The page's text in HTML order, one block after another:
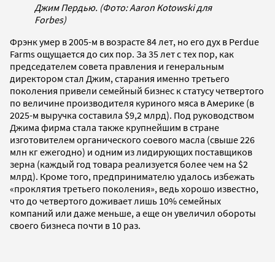
Джим Пердью. (Фото: Aaron Kotowski для
Forbes)
Фрэнк умер в 2005-м в возрасте 84 лет, но его дух в Perdue
Farms ощущается до сих пор. За 35 лет с тех пор, как
председателем совета правления и генеральным
директором стал Джим, старания именно третьего
поколения привели семейный бизнес к статусу четвертого
по величине производителя куриного мяса в Америке (в
2025-м выручка составила $9,2 млрд). Под руководством
Джима фирма стала также крупнейшим в стране
изготовителем органического соевого масла (свыше 226
млн кг ежегодно) и одним из лидирующих поставщиков
зерна (каждый год товара реализуется более чем на $2
млрд). Кроме того, предпринимателю удалось избежать
«проклятия третьего поколения», ведь хорошо известно,
что до четвертого доживает лишь 10% семейных
компаний или даже меньше, а еще он увеличил обороты
своего бизнеса почти в 10 раз.